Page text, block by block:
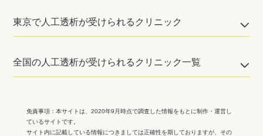
東京で人工透析が受けられるクリニック
全国の人工透析が受けられるクリニック一覧
免責事項： 本サイトは、2020年9月時点で調査した情報をもとに制作・運営し
ているサイトです。
サイト内に記載している情報につきましては正確性を期しておりますが、その